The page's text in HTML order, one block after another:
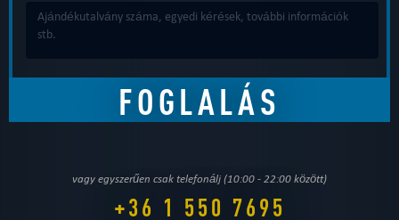
vagy egyszerűen csak telefonálj (10:00 - 22:00 között)
+36 1 550 7695